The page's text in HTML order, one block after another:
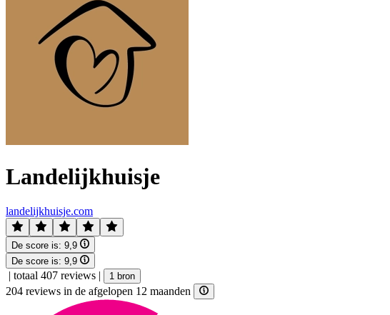
Landelijkhuisje
landelijkhuisje.com
De score is: 9,9
De score is: 9,9
| totaal 407 reviews | 1 bron
204 reviews in de afgelopen 12 maanden